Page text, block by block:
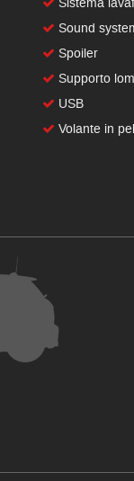
Sound
Spoiler
Supporto
USB
Volante in